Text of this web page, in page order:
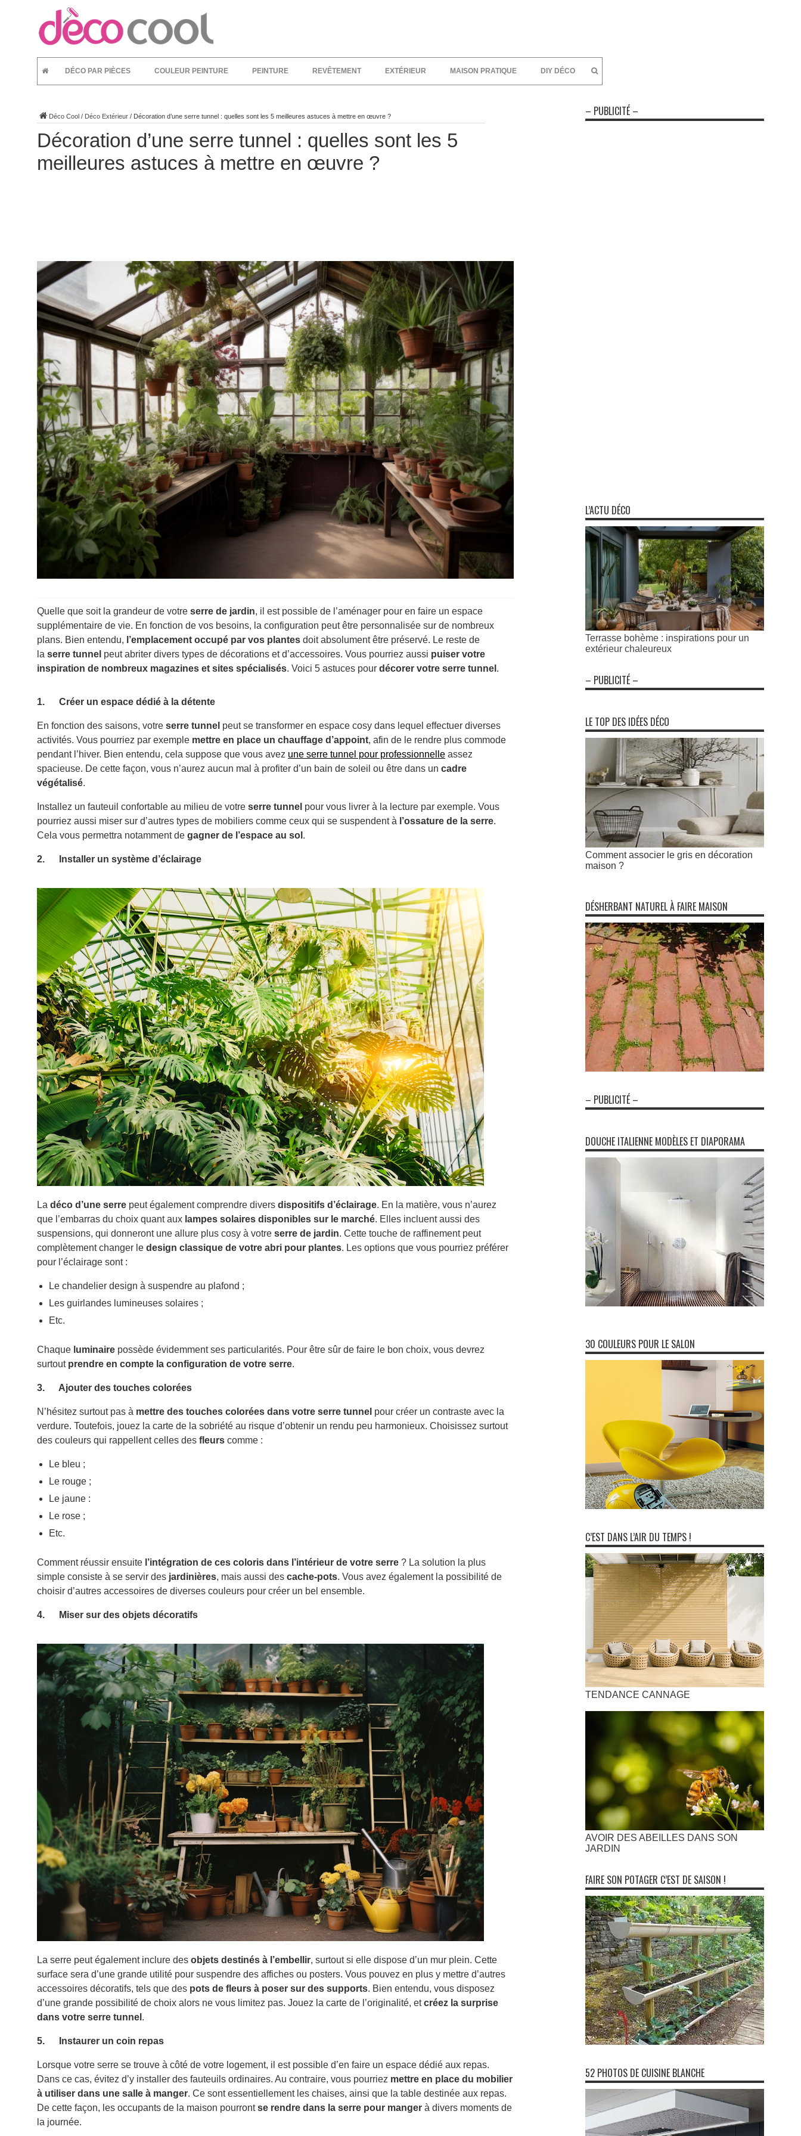
DÉCO PAR PIÈCES COULEUR PEINTURE PEINTURE REVÊTEMENT EXTÉRIEUR MAISON PRATIQUE DIY DÉCO
Déco Cool / Déco Extérieur / Décoration d’une serre tunnel : quelles sont les 5 meilleures astuces à mettre en œuvre ?
Décoration d’une serre tunnel : quelles sont les 5
meilleures astuces à mettre en œuvre ?
Quelle que soit la grandeur de votre serre de jardin, il est possible de l’aménager pour en faire un espace
supplémentaire de vie. En fonction de vos besoins, la configuration peut être personnalisée sur de nombreux
plans. Bien entendu, l’emplacement occupé par vos plantes doit absolument être préservé. Le reste de
la serre tunnel peut abriter divers types de décorations et d’accessoires. Vous pourriez aussi puiser votre
inspiration de nombreux magazines et sites spécialisés. Voici 5 astuces pour décorer votre serre tunnel .
1. Créer un espace dédié à la détente
En fonction des saisons, votre serre tunnel peut se transformer en espace cosy dans lequel effectuer diverses
activités. Vous pourriez par exemple mettre en place un chauffage d’appoint, afin de le rendre plus commode
pendant l’hiver. Bien entendu, cela suppose que vous avez une serre tunnel pour professionnelle assez
spacieuse. De cette façon, vous n’aurez aucun mal à profiter d’un bain de soleil ou être dans un cadre
végétalisé.
Installez un fauteuil confortable au milieu de votre serre tunnel pour vous livrer à la lecture par exemple. Vous
pourriez aussi miser sur d’autres types de mobiliers comme ceux qui se suspendent à l’ossature de la serre.
Cela vous permettra notamment de gagner de l’espace au sol .
2. Installer un système d’éclairage
La déco d’une serre peut également comprendre divers dispositifs d’éclairage. En la matière, vous n’aurez
que l’embarras du choix quant aux lampes solaires disponibles sur le marché. Elles incluent aussi des
suspensions, qui donneront une allure plus cosy à votre serre de jardin. Cette touche de raffinement peut
complètement changer le design classique de votre abri pour plantes. Les options que vous pourriez préférer
pour l’éclairage sont :
Le chandelier design à suspendre au plafond ;
Les guirlandes lumineuses solaires ;
Etc.
Chaque luminaire possède évidemment ses particularités. Pour être sûr de faire le bon choix, vous devrez
surtout prendre en compte la configuration de votre serre.
3. Ajouter des touches colorées
N’hésitez surtout pas à mettre des touches colorées dans votre serre tunnel pour créer un contraste avec la
verdure. Toutefois, jouez la carte de la sobriété au risque d’obtenir un rendu peu harmonieux. Choisissez surtout
des couleurs qui rappellent celles des fleurs comme :
Le bleu ;
Le rouge ;
Le jaune :
Le rose ;
Etc.
Comment réussir ensuite l’intégration de ces coloris dans l’intérieur de votre serre ? La solution la plus
simple consiste à se servir des jardinières, mais aussi des cache-pots. Vous avez également la possibilité de
choisir d’autres accessoires de diverses couleurs pour créer un bel ensemble.
4. Miser sur des objets décoratifs
La serre peut également inclure des objets destinés à l’embellir, surtout si elle dispose d’un mur plein. Cette
surface sera d’une grande utilité pour suspendre des affiches ou posters. Vous pouvez en plus y mettre d’autres
accessoires décoratifs, tels que des pots de fleurs à poser sur des supports. Bien entendu, vous disposez
d’une grande possibilité de choix alors ne vous limitez pas. Jouez la carte de l’originalité, etcréez la surprise
dans votre serre tunnel .
5. Instaurer un coin repas
Lorsque votre serre se trouve à côté de votre logement, il est possible d’en faire un espace dédié aux repas.
Dans ce cas, évitez d’y installer des fauteuils ordinaires. Au contraire, vous pourriez mettre en place du mobilier
à utiliser dans une salle à manger. Ce sont essentiellement les chaises, ainsi que la table destinée aux repas.
De cette façon, les occupants de la maison pourrontse rendre dans la serre pour manger à divers moments de
la journée.
– PUBLICITÉ –
L’ACTU DÉCO
Terrasse bohème : inspirations pour un
extérieur chaleureux
– PUBLICITÉ –
LE TOP DES IDÉES DÉCO
Comment associer le gris en décoration
maison ?
DÉSHERBANT NATUREL À FAIRE MAISON
– PUBLICITÉ –
DOUCHE ITALIENNE MODÈLES ET DIAPORAMA
30 COULEURS POUR LE SALON
C’EST DANS L’AIR DU TEMPS !
TENDANCE CANNAGE
AVOIR DES ABEILLES DANS SON
JARDIN
FAIRE SON POTAGER C’EST DE SAISON !
52 PHOTOS DE CUISINE BLANCHE